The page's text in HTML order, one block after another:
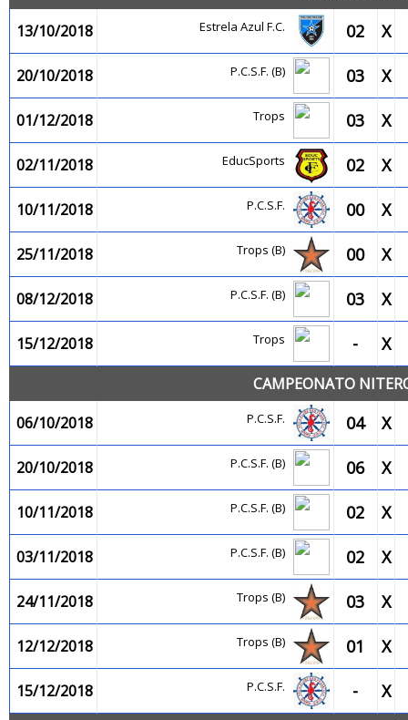
13/10/2018
Estrela Azul F.C. 02 X
20/10/2018 P.C.S.F. (B) 03 X
01/12/2018 Trops 03 X
02/11/2018 EducSports 02 X
10/11/2018 P.C.S.F. 00 X
25/11/2018 Trops (B) 00 X
08/12/2018 P.C.S.F. (B) 03 X
15/12/2018 Trops - X
CAMPEONATO
06/10/2018
P.C.S.F. 04 X
20/10/2018 P.C.S.F. (B) 06 X
10/11/2018 P.C.S.F. (B) 02 X
03/11/2018 P.C.S.F. (B) 02 X
24/11/2018 Trops (B) 03 X
12/12/2018 Trops (B) 01 X
15/12/2018 P.C.S.F. - X